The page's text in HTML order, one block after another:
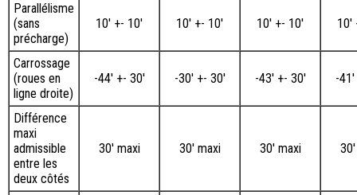
Parallélisme
(sans
précharge)
10' +- 10′ 10' +- 10′ 10' +- 10′ 10'
Carrossage
(roues en
ligne droite)
-44′ +- 30′ -30′ +- 30′ -43′ +- 30′ -
Différence
maxi
admissible
entre les
deux côtés
30' maxi 30' maxi 30' maxi